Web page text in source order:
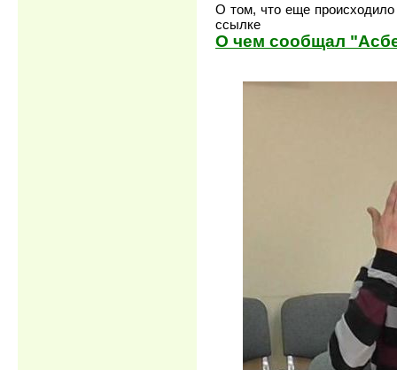
О том, что еще происходило
ссылке
О чем сообщал